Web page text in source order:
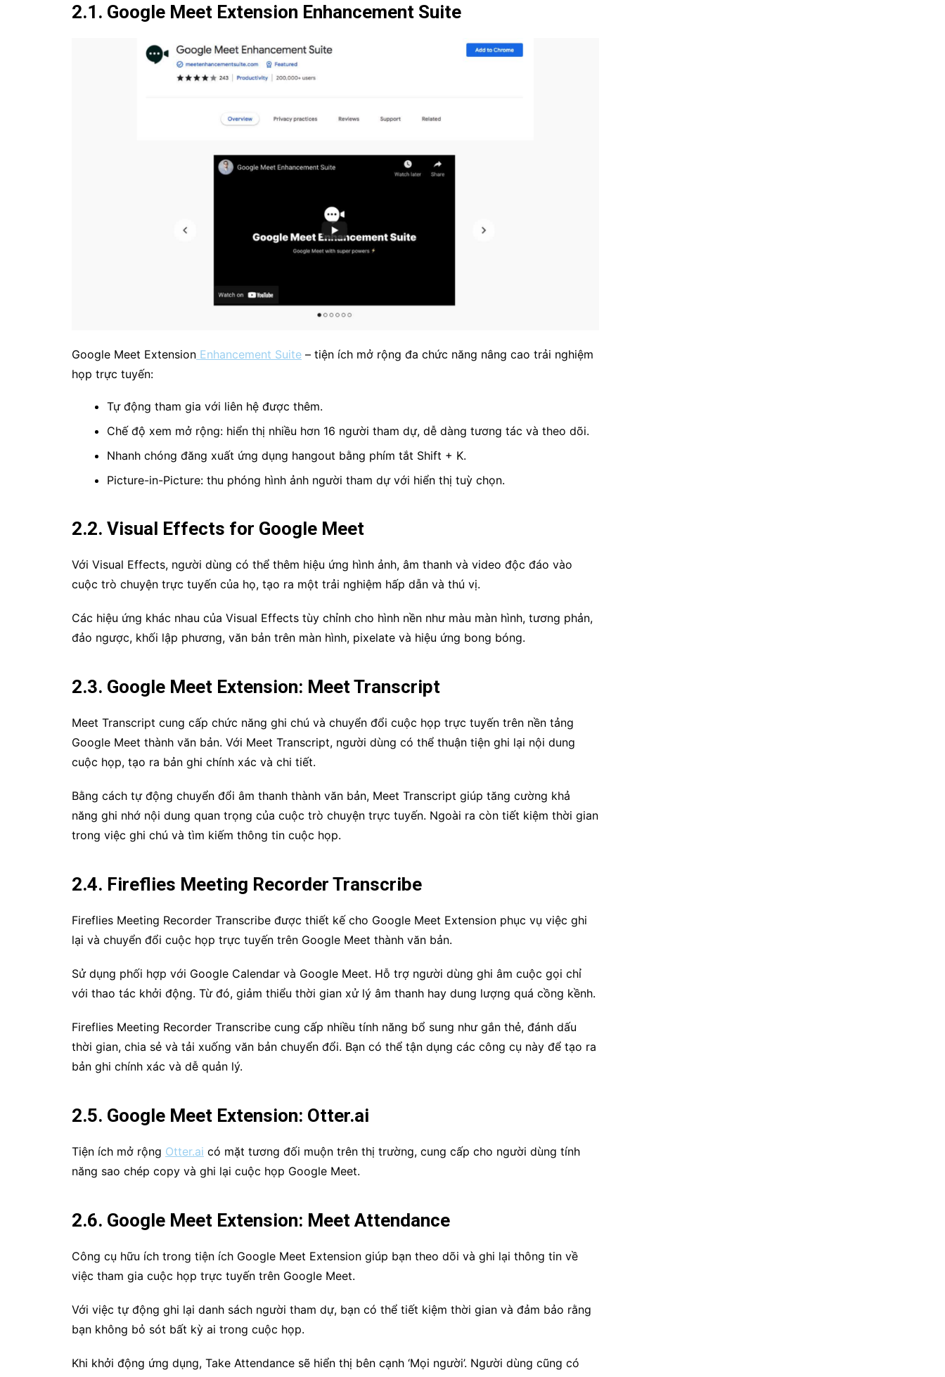
2.1. Google Meet Extension Enhancement Suite
Google Meet Extension Enhancement Suite – tiện ích mở rộng đa chức năng nâng cao trải nghiệm
họp trực tuyến:
Tự động tham gia với liên hệ được thêm.
Chế độ xem mở rộng: hiển thị nhiều hơn 16 người tham dự, dễ dàng tương tác và theo dõi.
Nhanh chóng đăng xuất ứng dụng hangout bằng phím tắt Shift + K.
Picture-in-Picture: thu phóng hình ảnh người tham dự với hiển thị tuỳ chọn.
2.2. Visual Effects for Google Meet
Với Visual Effects, người dùng có thể thêm hiệu ứng hình ảnh, âm thanh và video độc đáo vào
cuộc trò chuyện trực tuyến của họ, tạo ra một trải nghiệm hấp dẫn và thú vị.
Các hiệu ứng khác nhau của Visual Effects tùy chỉnh cho hình nền như màu màn hình, tương phản,
đảo ngược, khối lập phương, văn bản trên màn hình, pixelate và hiệu ứng bong bóng.
2.3. Google Meet Extension: Meet Transcript
Meet Transcript cung cấp chức năng ghi chú và chuyển đổi cuộc họp trực tuyến trên nền tảng
Google Meet thành văn bản. Với Meet Transcript, người dùng có thể thuận tiện ghi lại nội dung
cuộc họp, tạo ra bản ghi chính xác và chi tiết.
Bằng cách tự động chuyển đổi âm thanh thành văn bản, Meet Transcript giúp tăng cường khả
năng ghi nhớ nội dung quan trọng của cuộc trò chuyện trực tuyến. Ngoài ra còn tiết kiệm thời gian
trong việc ghi chú và tìm kiếm thông tin cuộc họp.
2.4. Fireflies Meeting Recorder Transcribe
Fireflies Meeting Recorder Transcribe được thiết kế cho Google Meet Extension phục vụ việc ghi
lại và chuyển đổi cuộc họp trực tuyến trên Google Meet thành văn bản.
Sử dụng phối hợp với Google Calendar và Google Meet. Hỗ trợ người dùng ghi âm cuộc gọi chỉ
với thao tác khởi động. Từ đó, giảm thiểu thời gian xử lý âm thanh hay dung lượng quá cồng kềnh.
Fireflies Meeting Recorder Transcribe cung cấp nhiều tính năng bổ sung như gắn thẻ, đánh dấu
thời gian, chia sẻ và tải xuống văn bản chuyển đổi. Bạn có thể tận dụng các công cụ này để tạo ra
bản ghi chính xác và dễ quản lý.
2.5. Google Meet Extension: Otter.ai
Tiện ích mở rộng Otter.ai có mặt tương đối muộn trên thị trường, cung cấp cho người dùng tính
năng sao chép copy và ghi lại cuộc họp Google Meet.
2.6. Google Meet Extension: Meet Attendance
Công cụ hữu ích trong tiện ích Google Meet Extension giúp bạn theo dõi và ghi lại thông tin về
việc tham gia cuộc họp trực tuyến trên Google Meet.
Với việc tự động ghi lại danh sách người tham dự, bạn có thể tiết kiệm thời gian và đảm bảo rằng
bạn không bỏ sót bất kỳ ai trong cuộc họp.
Khi khởi động ứng dụng, Take Attendance sẽ hiển thị bên cạnh ‘Mọi người’. Người dùng cũng có